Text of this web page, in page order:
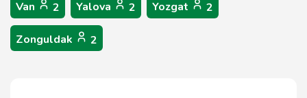
Van 2 Yalova 2 Yozgat 2
Zonguldak 2